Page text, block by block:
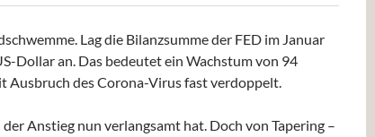
Lag die Bilanzsumme der FED im Januar
Dollar an. Das bedeutet ein Wachstum von 94
Ausbruch des Corona-Virus fast verdoppelt.
Anstieg nun verlangsamt hat. Doch von Tapering –